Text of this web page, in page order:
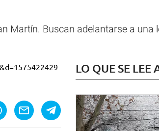
Martín. Buscan adelantarse a una
LO QUE SE LEE